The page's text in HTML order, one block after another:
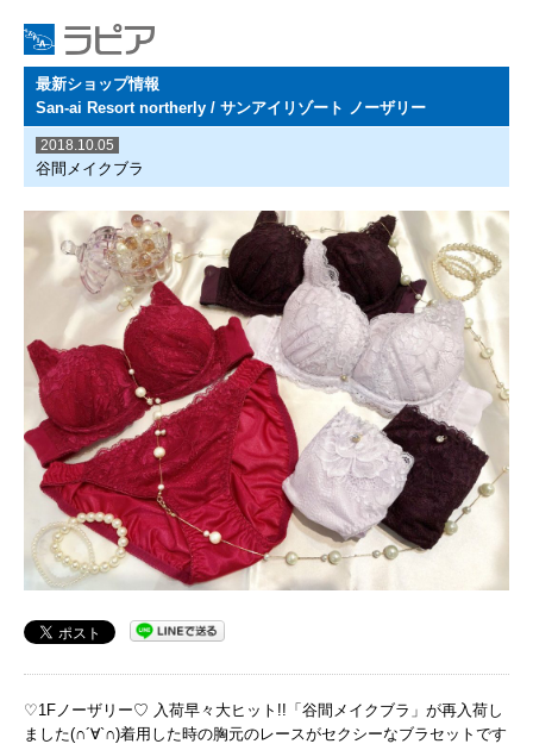
最新ショップ情報
San-ai Resort northerly / サンアイリゾート ノーザリー
2018.10.05
谷間メイクブラ
♡1Fノーザリー♡ 入荷早々大ヒット!!「谷間メイクブラ」が再入荷し
ました(∩´∀`∩)着用した時の胸元のレースがセクシーなブラセットです